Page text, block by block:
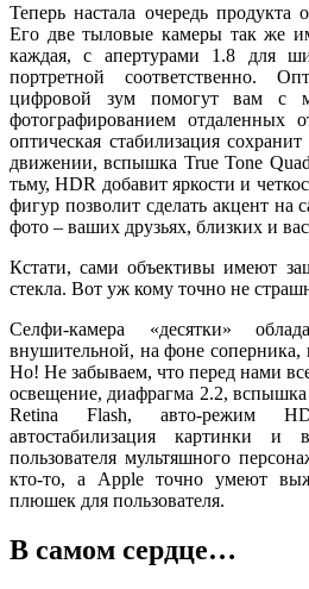
Теперь настала очередь
Его две тыловые камеры так же
каждая, с апертурами 1.8 для
портретной соответственно.
цифровой зум помогут вам с
фотографированием отдаленных
оптическая стабилизация
движении, вспышка True Tone
тьму, HDR добавит яркости и
фигур позволит сделать акцент на
фото – ваших друзьях, близких и
Кстати, сами объективы имеют
стекла. Вот уж кому точно не
Селфи-камера «десятки»
внушительной, на фоне соперника,
Но! Не забываем, что перед нами
освещение, диафрагма 2.2,
Retina Flash, авто-режим
автостабилизация картинки и
пользователя мультяшного
кто-то, а Apple точно умеют
плюшек для пользователя.
В самом сердце…